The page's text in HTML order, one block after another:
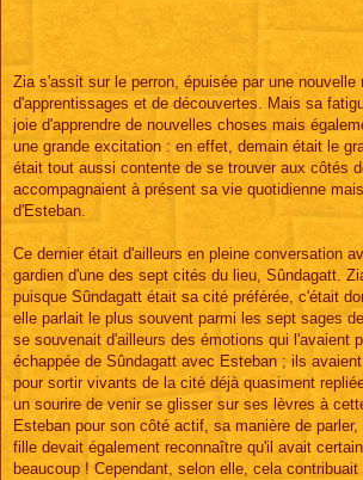
Zia s'assit sur le perron, épuisée par une nouvelle
d'apprentissages et de découvertes. Mais sa
joie d'apprendre de nouvelles choses mais
une grande excitation : en effet, demain était le
était tout aussi contente de se trouver aux côtés
accompagnaient à présent sa vie quotidienne
d'Esteban.
Ce dernier était d'ailleurs en pleine conversation
gardien d'une des sept cités du lieu, Sûndagatt.
puisque Sûndagatt était sa cité préférée, c'était
elle parlait le plus souvent parmi les sept sages
se souvenait d'ailleurs des émotions qui l'avaient
échappée de Sûndagatt avec Esteban ; ils
pour sortir vivants de la cité déjà quasiment
un sourire de venir se glisser sur ses lèvres à
Esteban pour son côté actif, sa manière de
fille devait également reconnaître qu'il avait
beaucoup ! Cependant, selon elle, cela